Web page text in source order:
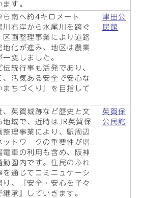
す。
ら南へ約4キロメート
川右岸から水尾川を跨ぐ
区画整理事業により道路
地化が進み、地区は農業
一変しました。
伝統行事も活発であり、
、活気ある安全で安心な
まちづくり』を目指して
津田公
民館
、英賀城跡など歴史と文
地域で、近時はJR英賀保
整理事業により、駅周辺
ットワークの重要性が増
電車の利用も含め、阪神
勤圏内です。住民のふれ
を通じてコミニュケーシ
り、『安全・安心を子々
継承』していきます。
英賀保
公民館